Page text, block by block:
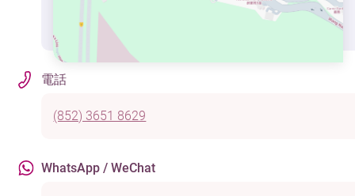
電話
(852) 3651 8629
WhatsApp / WeChat